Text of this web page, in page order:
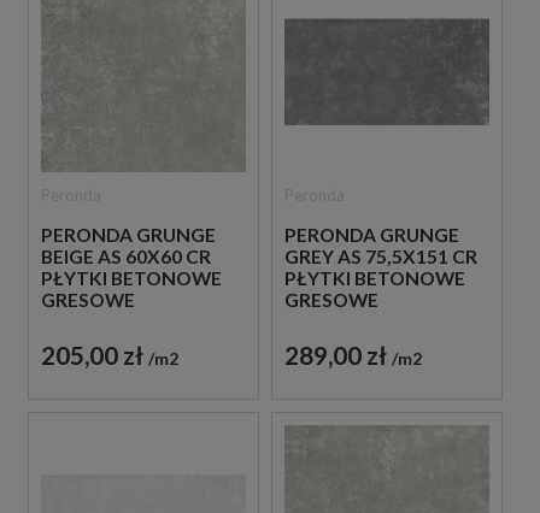
PERONDA GRUNGE
BEIGE AS 60X60 CR
PŁYTKI BETONOWE
GRESOWE
205,00 zł m2
PERONDA GRUNGE
GREY AS 75,5X151 CR
PŁYTKI BETONOWE
GRESOWE
289,00 zł m2